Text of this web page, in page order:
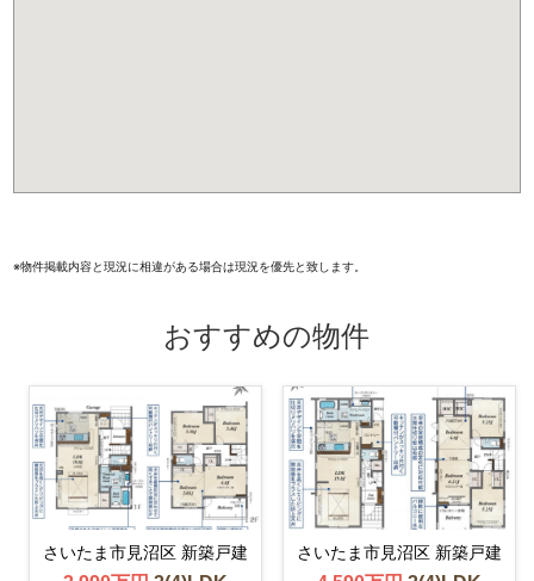
※物件掲載内容と現況に相違がある場合は現況を優先と致します。
おすすめの物件
さいたま市見沼区 新築戸建
さいたま市見沼区 新築戸建